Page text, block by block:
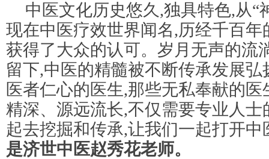
中医文化历史悠久,独具特色,从“
现在中医疗效世界闻名,历经千百
获得了大众的认可。岁月无声的流
留下,中医的精髓被不断传承发展
医者仁心的医生,那些无私奉献的
精深、源远流长,不仅需要专业人
起去挖掘和传承,让我们一起打开中
是济世中医赵秀花老师。